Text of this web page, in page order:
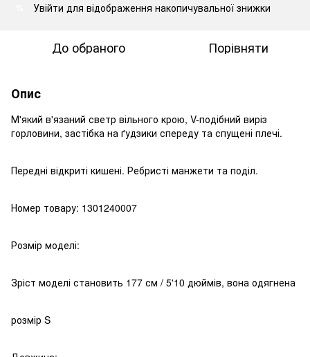
Увійти для відображення накопичувальної знижки
До обраного Порівняти
Опис
М'який в'язаний светр вільного крою, V-подібний виріз
горловини, застібка на ґудзики спереду та спущені плечі.
Передні відкриті кишені. Ребристі манжети та поділ.
Номер товару: 1301240007
Розмір моделі:
Зріст моделі становить 177 см / 5'10 дюймів, вона одягнена
розмір S